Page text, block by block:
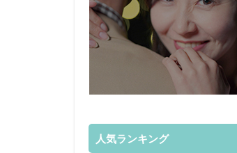
人気ランキング